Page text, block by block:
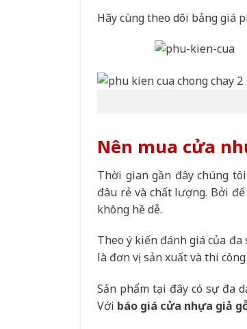
Hãy cùng theo dõi bảng giá
Nên mua cửa
Thời gian gần đây chúng
đâu rẻ và chất lượng. Bởi
không hề dễ.
Theo ý kiến đánh giá của đa
là đơn vị sản xuất và thi
Sản phẩm tại đây có sự đa
Với báo giá cửa nhựa giả